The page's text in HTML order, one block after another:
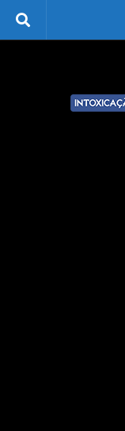
Skip to content